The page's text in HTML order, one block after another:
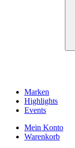
Marken
Highlights
Events
Mein Konto
Warenkorb